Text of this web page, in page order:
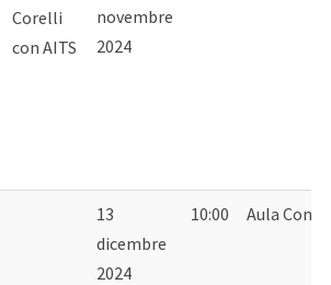
Corelli
con AITS
novembre
2024
13
dicembre
2024
10:00 Aula